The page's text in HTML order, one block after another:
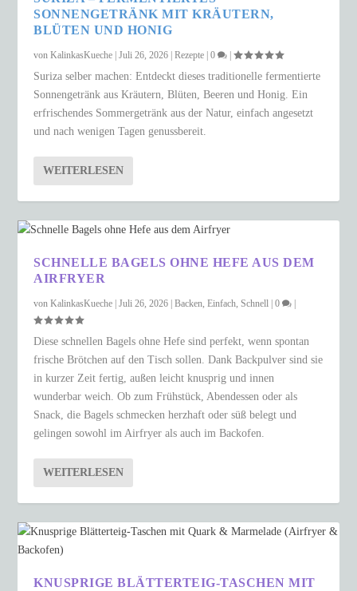
SONNENGETRÄNK MIT KRÄUTERN,
BLÜTEN UND HONIG
vonKalinkasKueche |Juli 26, 2026 |Rezepte |0 |
Suriza selber machen: Entdeckt dieses traditionelle fermentierte
Sonnengetränk aus Kräutern, Blüten, Beeren und Honig. Ein
erfrischendes Sommergetränk aus der Natur, einfach angesetzt
und nach wenigen Tagen genussbereit.
WEITERLESEN
SCHNELLE BAGELS OHNE HEFE AUS DEM
AIRFRYER
vonKalinkasKueche |Juli 26, 2026 |Backen,Einfach,Schnell |0
Diese schnellen Bagels ohne Hefe sind perfekt, wenn spontan
frische Brötchen auf den Tisch sollen. Dank Backpulver sind sie
in kurzer Zeit fertig, außen leicht knusprig und innen
wunderbar weich. Ob zum Frühstück, Abendessen oder als
Snack, die Bagels schmecken herzhaft oder süß belegt und
gelingen sowohl im Airfryer als auch im Backofen.
WEITERLESEN
KNUSPRIGE BLÄTTERTEIG-TASCHEN MIT